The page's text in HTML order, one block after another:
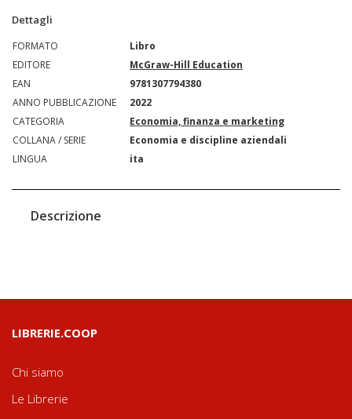
Dettagli
FORMATO
Libro
EDITORE
McGraw-Hill Education
EAN
9781307794380
ANNO PUBBLICAZIONE
2022
CATEGORIA
Economia, finanza e marketing
COLLANA / SERIE
Economia e discipline aziendali
LINGUA
ita
Descrizione
LIBRERIE.COOP
Chi siamo
Le Librerie